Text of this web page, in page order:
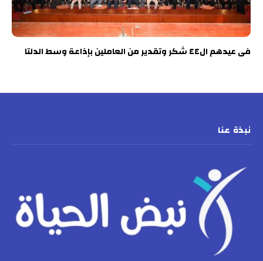
فى عيدهم ال٤٤ شكر وتقدير من العاملين بإذاعة وسط الدلتا
نبذة عنا